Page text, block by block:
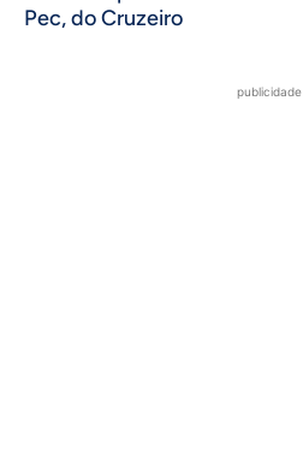
Pec, do Cruzeiro
publicidade